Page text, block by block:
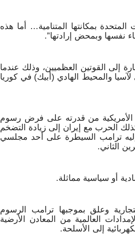
بمكانتها المتنامية… أما هذه
نفسها وبمحض إرادتها”.
الاثنين، في إشارة إلى القوتين العظميين، وذلك عندما
والمحيط الهادي (أبيك) في كوريا
من قدرته على فرض رسوم
الحرب مع إيران إلى زيادة التضخم
ترامب السيطرة على أحد مجلسي
الثاني.
أو سياسية مماثلة.
وعلق بموجبها ترامب الرسوم
العالمية من المعادن الأرضية
إلى الأسلحة.